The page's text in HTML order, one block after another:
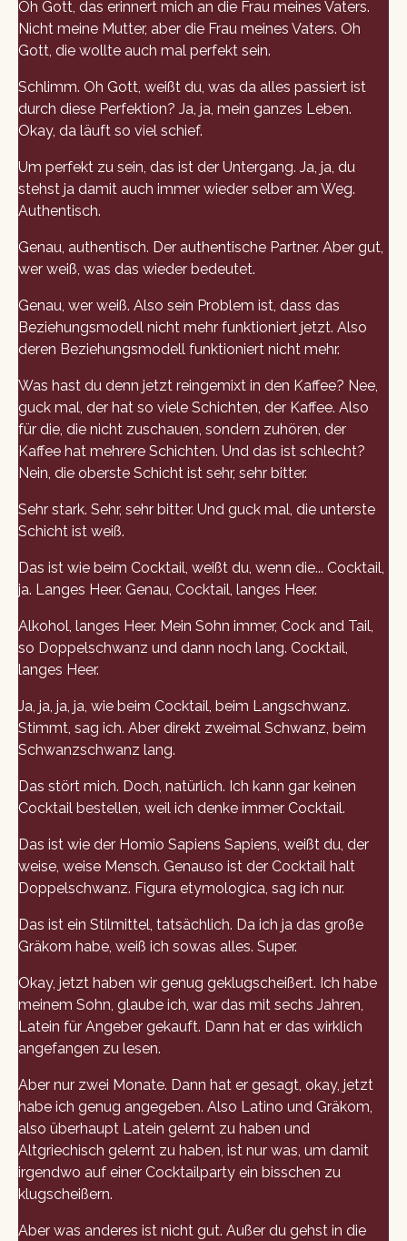
Oh Gott, das erinnert mich an die Frau meines Vaters.
Nicht meine Mutter, aber die Frau meines Vaters. Oh
Gott, die wollte auch mal perfekt sein.
Schlimm. Oh Gott, weißt du, was da alles passiert ist
durch diese Perfektion? Ja, ja, mein ganzes Leben.
Okay, da läuft so viel schief.
Um perfekt zu sein, das ist der Untergang. Ja, ja, du
stehst ja damit auch immer wieder selber am Weg.
Authentisch.
Genau, authentisch. Der authentische Partner. Aber gut,
wer weiß, was das wieder bedeutet.
Genau, wer weiß. Also sein Problem ist, dass das
Beziehungsmodell nicht mehr funktioniert jetzt. Also
deren Beziehungsmodell funktioniert nicht mehr.
Was hast du denn jetzt reingemixt in den Kaffee? Nee,
guck mal, der hat so viele Schichten, der Kaffee. Also
für die, die nicht zuschauen, sondern zuhören, der
Kaffee hat mehrere Schichten. Und das ist schlecht?
Nein, die oberste Schicht ist sehr, sehr bitter.
Sehr stark. Sehr, sehr bitter. Und guck mal, die unterste
Schicht ist weiß.
Das ist wie beim Cocktail, weißt du, wenn die... Cocktail,
ja. Langes Heer. Genau, Cocktail, langes Heer.
Alkohol, langes Heer. Mein Sohn immer, Cock and Tail,
so Doppelschwanz und dann noch lang. Cocktail,
langes Heer.
Ja, ja, ja, ja, wie beim Cocktail, beim Langschwanz.
Stimmt, sag ich. Aber direkt zweimal Schwanz, beim
Schwanzschwanz lang.
Das stört mich. Doch, natürlich. Ich kann gar keinen
Cocktail bestellen, weil ich denke immer Cocktail.
Das ist wie der Homio Sapiens Sapiens, weißt du, der
weise, weise Mensch. Genauso ist der Cocktail halt
Doppelschwanz. Figura etymologica, sag ich nur.
Das ist ein Stilmittel, tatsächlich. Da ich ja das große
Gräkom habe, weiß ich sowas alles. Super.
Okay, jetzt haben wir genug geklugscheißert. Ich habe
meinem Sohn, glaube ich, war das mit sechs Jahren,
Latein für Angeber gekauft. Dann hat er das wirklich
angefangen zu lesen.
Aber nur zwei Monate. Dann hat er gesagt, okay, jetzt
habe ich genug angegeben. Also Latino und Gräkom,
also überhaupt Latein gelernt zu haben und
Altgriechisch gelernt zu haben, ist nur was, um damit
irgendwo auf einer Cocktailparty ein bisschen zu
klugscheißern.
Aber was anderes ist nicht gut. Außer du gehst in die